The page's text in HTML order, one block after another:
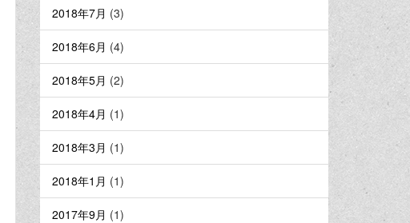
2018年7月 (3)
2018年6月 (4)
2018年5月 (2)
2018年4月 (1)
2018年3月 (1)
2018年1月 (1)
2017年9月 (1)